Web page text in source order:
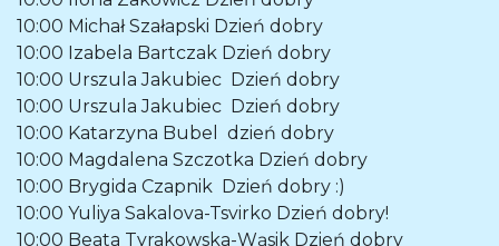
10:00 Michał Szałapski Dzień dobry
10:00 Izabela Bartczak Dzień dobry
10:00 Urszula Jakubiec Dzień dobry
10:00 Urszula Jakubiec Dzień dobry
10:00 Katarzyna Bubel
dzień dobry
10:00 Magdalena Szczotka Dzień dobry
10:00 Brygida Czapnik Dzień dobry :)
10:00 Yuliya Sakalova-Tsvirko Dzień dobry!
10:00 Beata Tyrakowska-Wąsik Dzień dobry